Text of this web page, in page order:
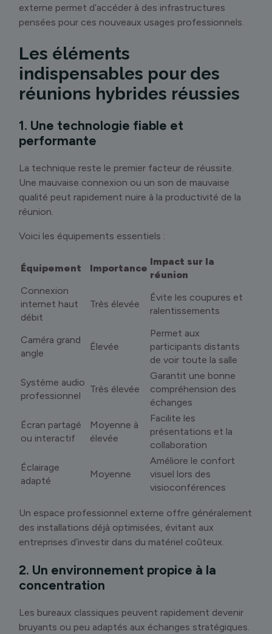
externe permet d’accéder à des infrastructures
pensées pour ces nouveaux usages professionnels.
Les éléments
indispensables pour des
réunions hybrides réussies
1. Une technologie fiable et
performante
La technique reste le premier facteur de réussite.
Une mauvaise connexion ou un son de mauvaise
qualité peut rapidement nuire à la productivité de la
réunion.
Voici les équipements essentiels :
Équipement Importance
Impact sur la
réunion
Connexion
internet haut
débit
Très élevée
Évite les coupures et
ralentissements
Caméra grand
angle
Élevée
Permet aux
participants distants
de voir toute la salle
Système audio
professionnel
Très élevée
Garantit une bonne
compréhension des
échanges
Écran partagé
ou interactif
Moyenne à
élevée
Facilite les
présentations et la
collaboration
Éclairage
adapté
Moyenne
Améliore le confort
visuel lors des
visioconférences
Un espace professionnel externe offre généralement
des installations déjà optimisées, évitant aux
entreprises d’investir dans du matériel coûteux.
2. Un environnement propice à la
concentration
Les bureaux classiques peuvent rapidement devenir
bruyants ou peu adaptés aux échanges stratégiques.